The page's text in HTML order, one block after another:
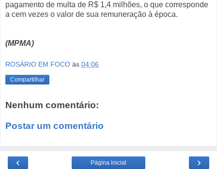
pagamento de multa de R$ 1,4 milhões, o que corresponde
a cem vezes o valor de sua remuneração à época.
(MPMA)
ROSÁRIO EM FOCO às 04:06
Compartilhar
Nenhum comentário:
Postar um comentário
‹ ›
Página inicial